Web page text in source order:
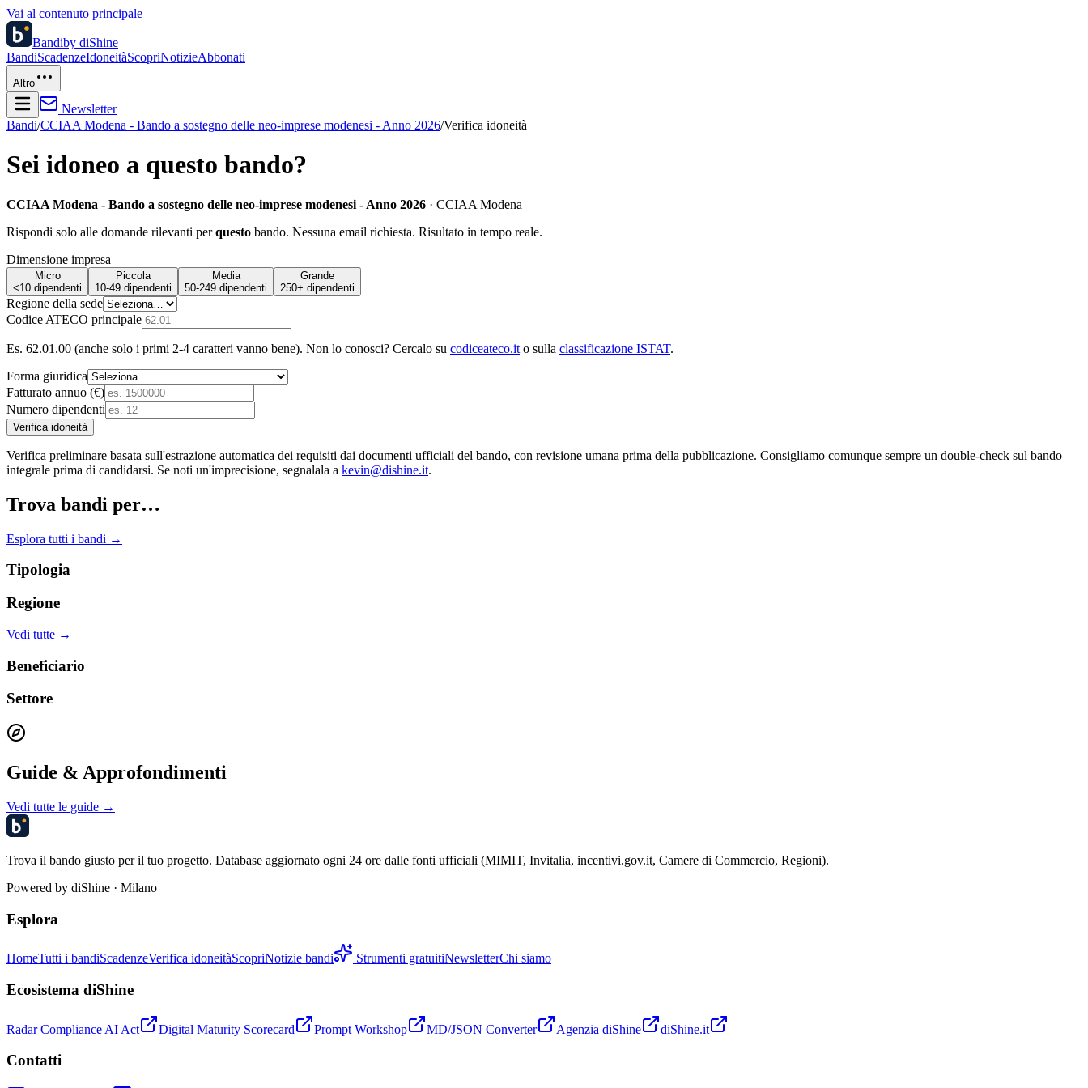
Vai al contenuto principale
Bandiby diShine
BandiScadenzeIdoneitàScopriNotizieAbbonati
Altro
Newsletter
Bandi/CCIAA Modena - Bando a sostegno delle neo-imprese modenesi - Anno 2026/Verifica idoneità
Sei idoneo a questo bando?
CCIAA Modena - Bando a sostegno delle neo-imprese modenesi - Anno 2026 · CCIAA Modena
Rispondi solo alle domande rilevanti perquesto bando. Nessuna email richiesta. Risultato in tempo reale.
Dimensione impresa
Micro
<10 dipendenti
Piccola
10-49 dipendenti
Media
50-249 dipendenti
Grande
250+ dipendenti
Regione della sede
Codice ATECO principale
Es. 62.01.00 (anche solo i primi 2-4 caratteri vanno bene). Non lo conosci? Cercalo su codiceateco.it o sulla classificazione ISTAT.
Forma giuridica
Fatturato annuo (€)
Numero dipendenti
Verifica idoneità
Verifica preliminare basata sull'estrazione automatica dei requisiti dai documenti ufficiali del bando, con revisione umana prima della pubblicazione. Consigliamo comunque sempre un double-check sul bando
integrale prima di candidarsi. Se noti un'imprecisione, segnalala a kevin@dishine.it.
Trova bandi per…
Esplora tutti i bandi →
Tipologia
Regione
Vedi tutte →
Beneficiario
Settore
Guide & Approfondimenti
Vedi tutte le guide →
Trova il bando giusto per il tuo progetto. Database aggiornato ogni 24 ore dalle fonti ufficiali (MIMIT, Invitalia, incentivi.gov.it, Camere di Commercio, Regioni).
Powered by diShine · Milano
Esplora
HomeTutti i bandiScadenzeVerifica idoneitàScopriNotizie bandi Strumenti gratuitiNewsletterChi siamo
Ecosistema diShine
Radar Compliance AI Act Digital Maturity Scorecard Prompt Workshop MD/JSON Converter Agenzia diShine diShine.it
Contatti